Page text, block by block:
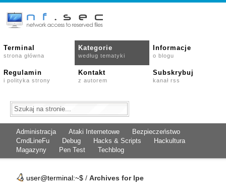
Terminal
strona główna
Kategorie
według tematyki
Informacje
o blogu
Regulamin
i polityka strony
Kontakt
z autorem
Subskrybuj
kanał rss
Administracja Ataki Internetowe
Bezpieczeństwo
CmdLineFu
Debug Hacks & Scripts
Hackultura
Magazyny
Pen Test Techblog
user@terminal:~$ / Archives for lpe